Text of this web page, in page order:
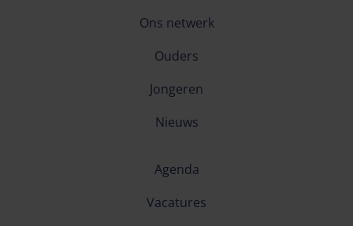
Agenda
Vacatures
Ons netwerk
Ouders
Jongeren
Nieuws